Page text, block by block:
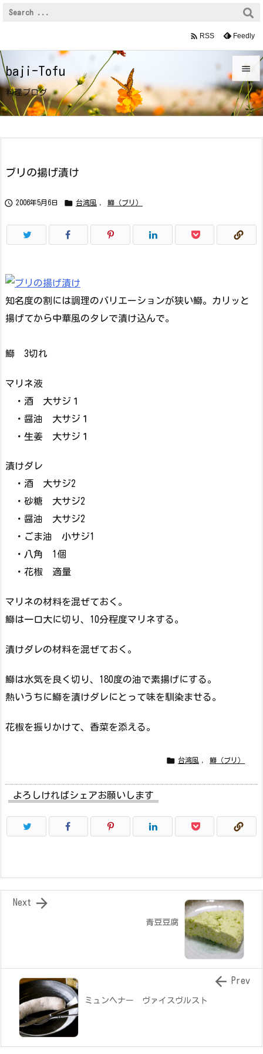
baji-Tofu
料理ブログ


メニュ
 RSS Feedly
ブリの揚げ漬け
 2006年5月6日  台湾風 鰤（ブリ）
知名度の割には調理のバリエーションが狭い鰤。カリッと
揚げてから中華風のタレで漬け込んで。
鰤 3切れ
マリネ液
・酒 大サジ１
・醤油 大サジ１
・生姜 大サジ１
漬けダレ
・酒 大サジ2
・砂糖 大サジ2
・醤油 大サジ2
・ごま油 小サジ1
・八角 1個
・花椒 適量
マリネの材料を混ぜておく。
鰤は一口大に切り、10分程度マリネする。
漬けダレの材料を混ぜておく。
鰤は水気を良く切り、180度の油で素揚げにする。
熱いうちに鰤を漬けダレにとって味を馴染ませる。
花椒を振りかけて、香菜を添える。
 台湾風 鰤（ブリ）
よろしければシェアお願いします
青豆豆腐

Next
ミュンヘナー ヴァイスヴルスト
 Prev